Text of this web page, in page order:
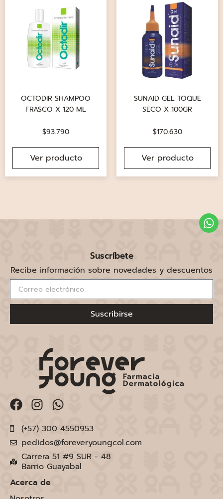
OCTODIR SHAMPOO
FRASCO X 120 ML
$93.790
Ver producto
SUNAID GEL TOQUE
SECO X 100GR
$170.630
Ver producto
Suscríbete
Recibe información sobre novedades y descuentos
Suscribirse
(+57) 300 4550953
pedidos@foreveryoungcol.com
Carrera 51 #9 SUR - 48
Barrio Guayabal
Acerca de